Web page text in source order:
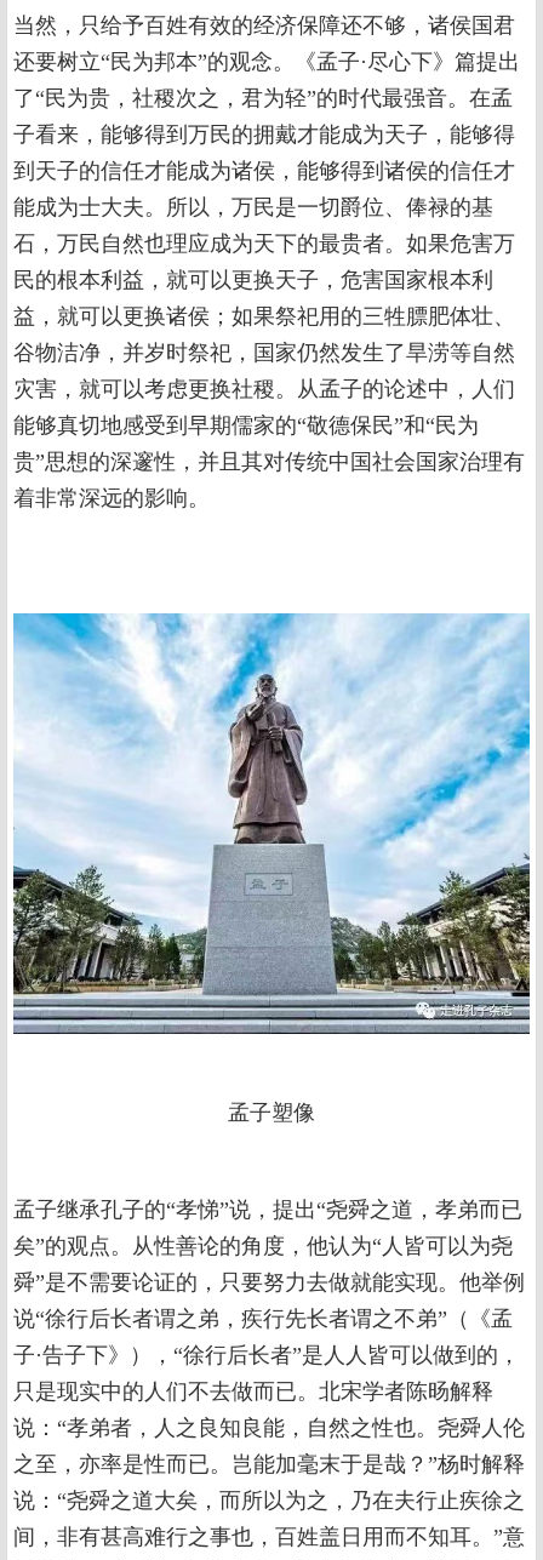
当然，只给予百姓有效的经济保障还不够，诸侯国君
还要树立“民为邦本”的观念。《孟子·尽心下》篇提出
了“民为贵，社稷次之，君为轻”的时代最强音。在孟
子看来，能够得到万民的拥戴才能成为天子，能够得
到天子的信任才能成为诸侯，能够得到诸侯的信任才
能成为士大夫。所以，万民是一切爵位、俸禄的基
石，万民自然也理应成为天下的最贵者。如果危害万
民的根本利益，就可以更换天子，危害国家根本利
益，就可以更换诸侯；如果祭祀用的三牲膘肥体壮、
谷物洁净，并岁时祭祀，国家仍然发生了旱涝等自然
灾害，就可以考虑更换社稷。从孟子的论述中，人们
能够真切地感受到早期儒家的“敬德保民”和“民为
贵”思想的深邃性，并且其对传统中国社会国家治理有
着非常深远的影响。
孟子塑像
孟子继承孔子的“孝悌”说，提出“尧舜之道，孝弟而已
矣”的观点。从性善论的角度，他认为“人皆可以为尧
舜”是不需要论证的，只要努力去做就能实现。他举例
说“徐行后长者谓之弟，疾行先长者谓之不弟”（《孟
子·告子下》），“徐行后长者”是人人皆可以做到的，
只是现实中的人们不去做而已。北宋学者陈旸解释
说：“孝弟者，人之良知良能，自然之性也。尧舜人伦
之至，亦率是性而已。岂能加毫末于是哉？”杨时解释
说：“尧舜之道大矣，而所以为之，乃在夫行止疾徐之
间，非有甚高难行之事也，百姓盖日用而不知耳。”意